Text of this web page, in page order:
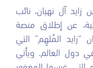
آل نهيان، نائب
عن إطلاق منصة
“زايد المُلهِم” التي
دول العالم. ويأتي